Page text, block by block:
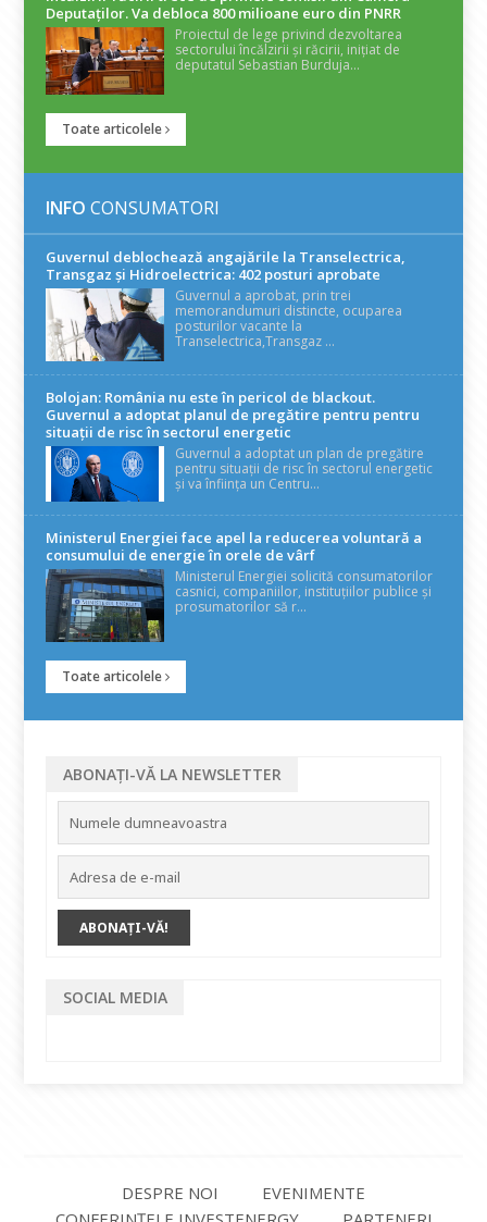
Deputaților. Va debloca 800 milioane euro din PNRR
Proiectul de lege privind dezvoltarea
sectorului încălzirii și răcirii, inițiat de
deputatul Sebastian Burduja...
Toate articolele
INFO CONSUMATORI
Guvernul deblochează angajările la Transelectrica,
Transgaz și Hidroelectrica: 402 posturi aprobate
Guvernul a aprobat, prin trei
memorandumuri distincte, ocuparea
posturilor vacante la
Transelectrica,Transgaz ...
Bolojan: România nu este în pericol de blackout.
Guvernul a adoptat planul de pregătire pentru pentru
situații de risc în sectorul energetic
Guvernul a adoptat un plan de pregătire
pentru situații de risc în sectorul energetic
și va înființa un Centru...
Ministerul Energiei face apel la reducerea voluntară a
consumului de energie în orele de vârf
Ministerul Energiei solicită consumatorilor
casnici, companiilor, instituțiilor publice și
prosumatorilor să r...
Toate articolele
ABONAȚI-VĂ LA NEWSLETTER
SOCIAL MEDIA
DESPRE NOI
EVENIMENTE